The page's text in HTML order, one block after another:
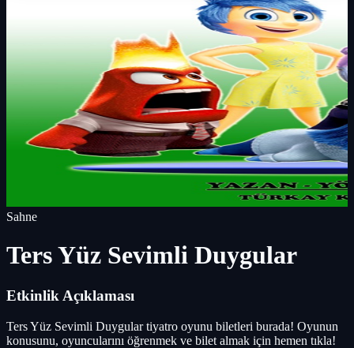
Sahne
Ters Yüz Sevimli Duygular
Etkinlik Açıklaması
Ters Yüz Sevimli Duygular tiyatro oyunu biletleri burada! Oyunun
konusunu, oyuncularını öğrenmek ve bilet almak için hemen tıkla!